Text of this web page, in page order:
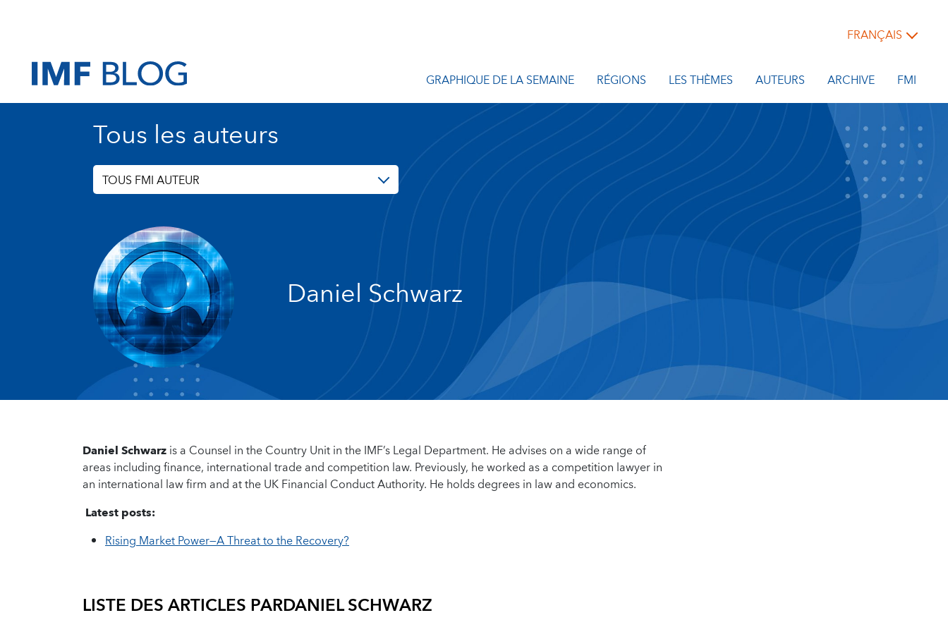
FRANÇAIS
GRAPHIQUE DE LA SEMAINE RÉGIONS LES THÈMES AUTEURS ARCHIVE FMI
Tous les auteurs
TOUS FMI AUTEUR
Daniel Schwarz
Daniel Schwarzis a Counsel in the Country Unit in the IMF’s Legal Department. He advises on a wide range of
areas including finance, international trade and competition law. Previously, he worked as a competition lawyer in
an international law firm and at the UK Financial Conduct Authority. He holds degrees in law and economics.
Latest posts:
Rising Market Power—A Threat to the Recovery?
LISTE DES ARTICLES PARDANIEL SCHWARZ